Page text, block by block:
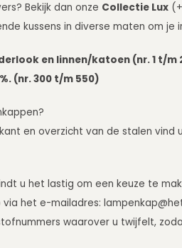
Bekijk dan onze Collectie Lux
kussens in diverse maten om
en linnen/katoen (nr. 1 t/m
(nr. 300 t/m 550)
en overzicht van de stalen vind
u het lastig om een keuze te
het e-mailadres:
waarover u twijfelt,